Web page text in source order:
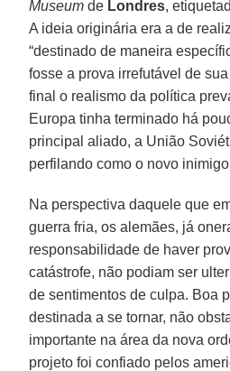
Museum de Londres,
A ideia originária era a de
“destinado de maneira
fosse a prova irrefutável de
final o realismo da política
Europa tinha terminado há
principal aliado, a União
perfilando como o novo
Na perspectiva daquele que
guerra fria, os alemães, já
responsabilidade de haver
catástrofe, não podiam ser
de sentimentos de culpa. Boa
destinada a se tornar, não
importante na área da nova
projeto foi confiado pelos